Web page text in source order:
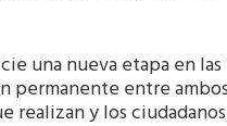
una nueva etapa en
permanente entre
realizan y los